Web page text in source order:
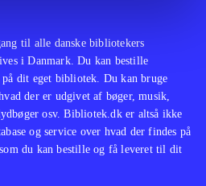
til alle danske bibliotekers
i Danmark. Du kan bestille
på dit eget bibliotek. Du kan bruge
der er udgivet af bøger, musik,
osv. Bibliotek.dk er altså ikke
og service over hvad der findes på
du kan bestille og få leveret til dit